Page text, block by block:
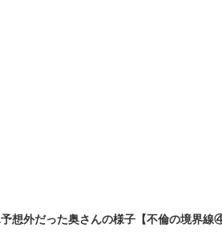
想外だった奥さんの様子【不倫の境界